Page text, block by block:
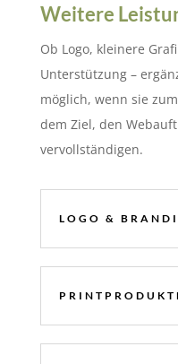
Weitere
Ob Logo, kleinere
Unterstützung –
möglich, wenn sie
dem Ziel, den
vervollständigen.
LOGO &